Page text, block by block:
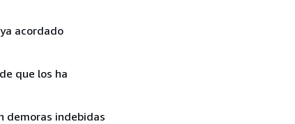
acordado
que los ha
demoras indebidas